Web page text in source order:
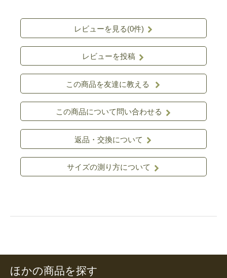
レビューを見る(0件)
レビューを投稿
この商品を友達に教える
この商品について問い合わせる
返品・交換について
サイズの測り方について
ほかの商品を探す